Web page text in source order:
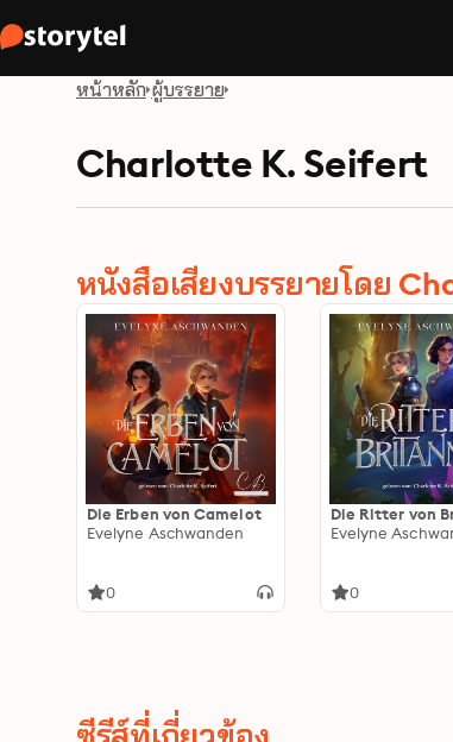
หน้าหลัก ผู้บรรยาย
Charlotte K. Seifert
หนังสือเสียงบรรยายโดย
Die Erben von Camelot
Evelyne Aschwanden
0
Die Ritter von
Evelyne
0